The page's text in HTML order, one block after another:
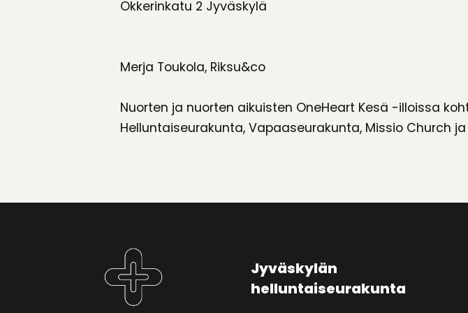
Okkerinkatu 2 Jyväskylä
Merja Toukola, Riksu&co
Nuorten ja nuorten aikuisten OneHeart Kesä -illoissa
Helluntaiseurakunta, Vapaaseurakunta, Missio Church
Jyväskylän
helluntaiseurakunta